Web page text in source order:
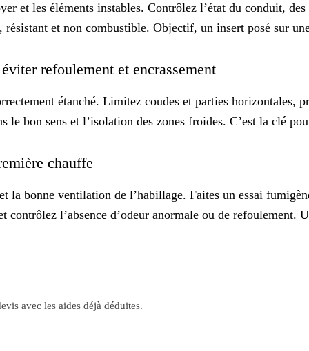
et les éléments instables. Contrôlez l’état du conduit,
et non combustible. Objectif, un insert posé sur
refoulement et encrassement
étanché. Limitez coudes et parties horizontales,
le bon sens et l’isolation des zones froides. C’est la clé
chauffe
la bonne ventilation de l’habillage. Faites un essai
contrôlez l’absence d’odeur anormale ou de refoulement.
avec les aides déjà déduites.